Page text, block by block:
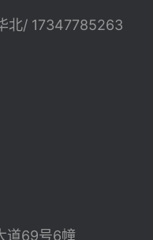
北/ 17347785263
道69号6幢